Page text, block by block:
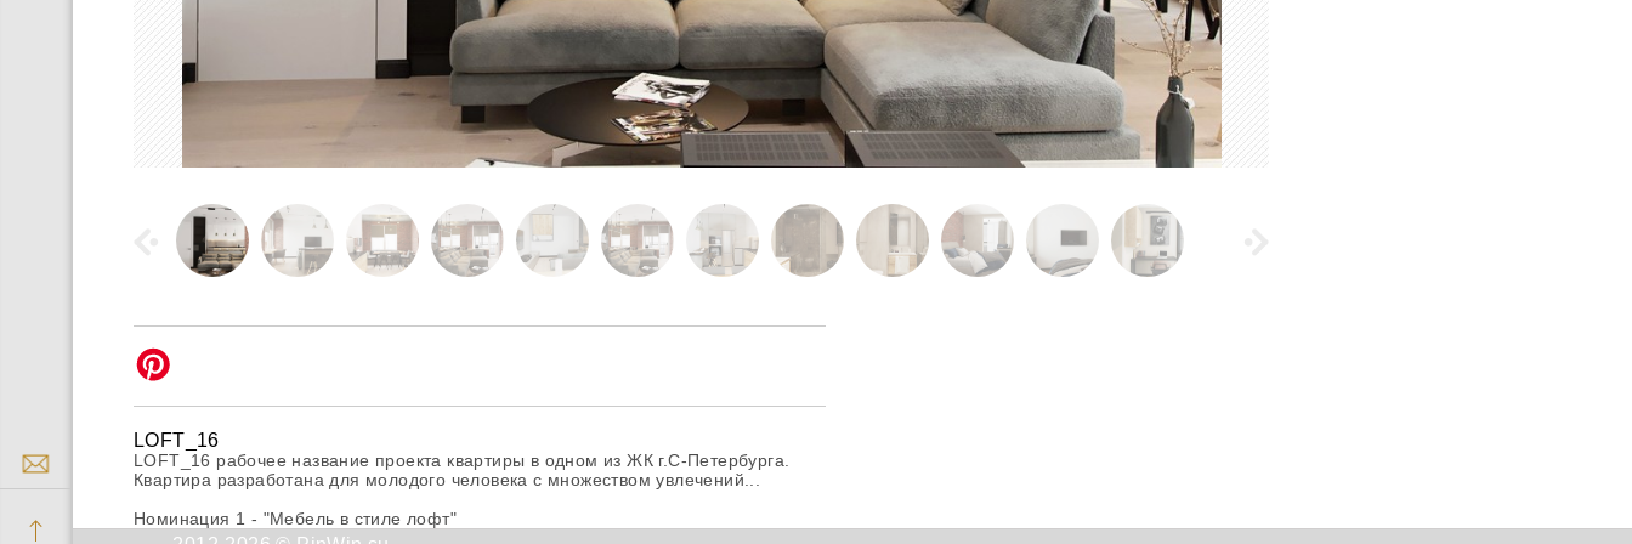
LOFT_16
LOFT_16 рабочее название проекта квартиры в одном из ЖК г.С-Петербурга.
Квартира разработана для молодого человека с множеством увлечений...
Номинация 1 - "Мебель в стиле лофт"